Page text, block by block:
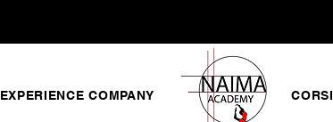
EXPERIENCE COMPANY CORSI